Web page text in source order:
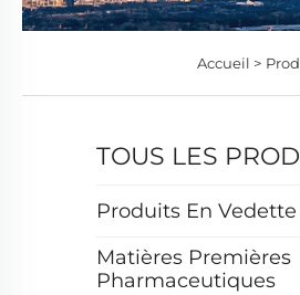
Accueil >
TOUS LES
Produits En Vedette
Matières Premières
Pharmaceutiques